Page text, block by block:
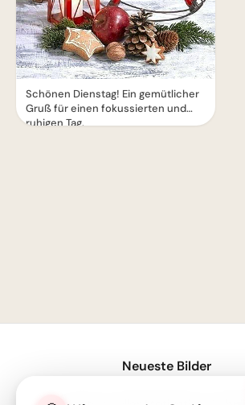
Schönen Dienstag! Ein gemütlicher
Gruß für einen fokussierten und
ruhigen Tag.
Neueste Bilder